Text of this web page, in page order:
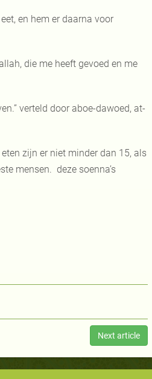
en hem er daarna voor
die me heeft gevoed en me
verteld door aboe-dawoed, at-
zijn er niet minder dan 15, als
mensen. deze soenna’s
gegeten.
Next article